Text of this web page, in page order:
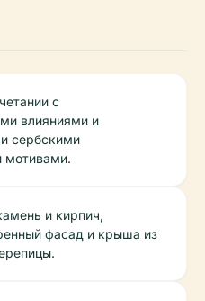
с
влияниями и
сербскими
мотивами.
и кирпич,
фасад и крыша из